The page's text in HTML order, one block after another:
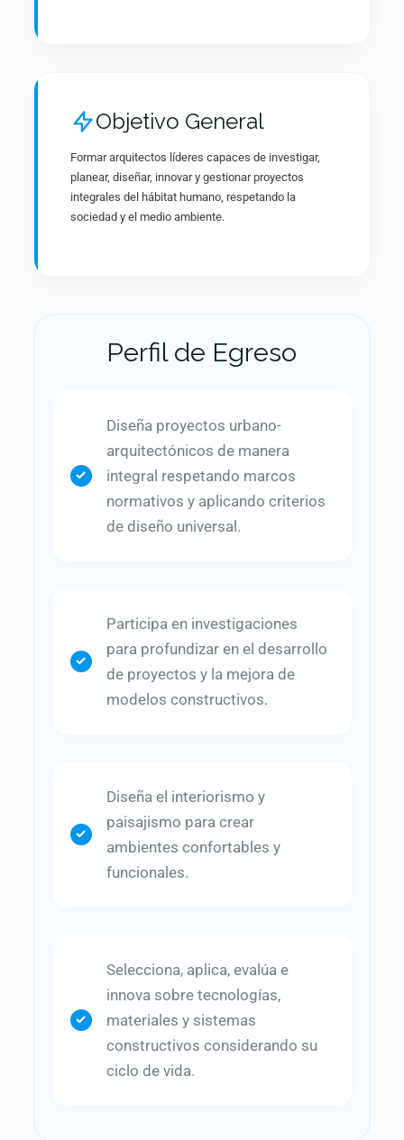
Objetivo General
Formar arquitectos líderes capaces de investigar,
planear, diseñar, innovar y gestionar proyectos
integrales del hábitat humano, respetando la
sociedad y el medio ambiente.
Perfil de Egreso
Diseña proyectos urbano-
arquitectónicos de manera
integral respetando marcos
normativos y aplicando criterios
de diseño universal.
Participa en investigaciones
para profundizar en el desarrollo
de proyectos y la mejora de
modelos constructivos.
Diseña el interiorismo y
paisajismo para crear
ambientes confortables y
funcionales.
Selecciona, aplica, evalúa e
innova sobre tecnologías,
materiales y sistemas
constructivos considerando su
ciclo de vida.